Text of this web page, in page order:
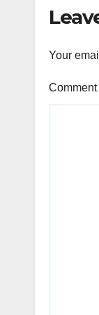
Your
Comment